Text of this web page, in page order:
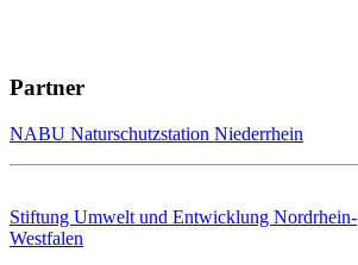
Partner
NABU Naturschutzstation Niederrhein
Stiftung Umwelt und Entwicklung Nordrhein-
Westfalen